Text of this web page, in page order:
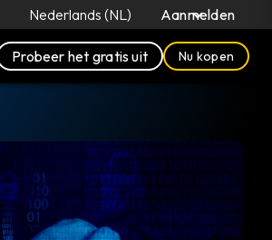
Nederlands (NL) Aanmelden
Probeer het gratis uit Nu kopen